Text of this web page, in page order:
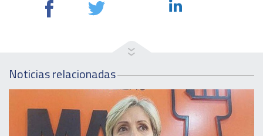
Noticias relacionadas